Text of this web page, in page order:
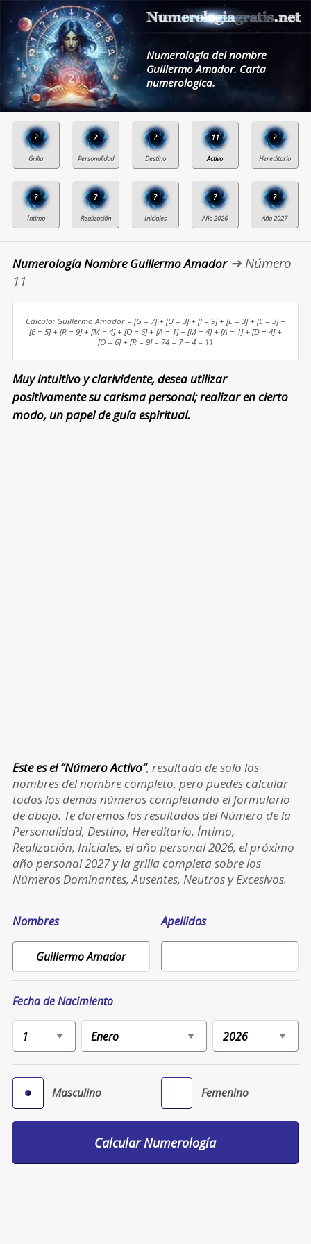
Numerología del nombre
Guillermo Amador. Carta
numerologica.
? ? ? 11 ?
? ? ? ? ?
Numerología Nombre Guillermo Amador➔ Número
11
Cálculo: Guillermo Amador = [G = 7] + [U = 3] + [I = 9] + [L = 3] + [L = 3] +
[E = 5] + [R = 9] + [M = 4] + [O = 6] + [A = 1] + [M = 4] + [A = 1] + [D = 4] +
[O = 6] + [R = 9] = 74 = 7 + 4 = 11
Muy intuitivo y clarividente, desea utilizar
positivamente su carisma personal; realizar en cierto
modo, un papel de guía espiritual.
Este es el “Número Activo”, resultado de solo los
nombres del nombre completo, pero puedes calcular
todos los demás números completando el formulario
de abajo. Te daremos los resultados del Número de la
Personalidad, Destino, Hereditario, Íntimo,
Realización, Iniciales, el año personal 2026, el próximo
año personal 2027 y la grilla completa sobre los
Números Dominantes, Ausentes, Neutros y Excesivos.
Nombres Apellidos
Fecha de Nacimiento
Masculino Femenino